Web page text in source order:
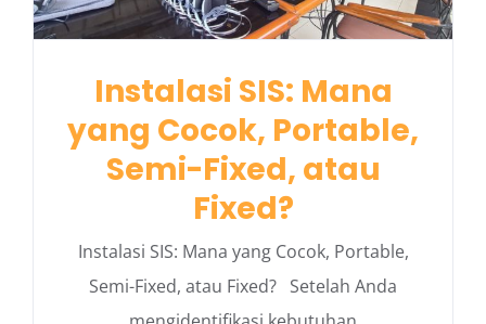
Instalasi SIS: Mana
yang Cocok, Portable,
Semi-Fixed, atau
Fixed?
Instalasi SIS: Mana yang Cocok, Portable,
Semi-Fixed, atau Fixed? Setelah Anda